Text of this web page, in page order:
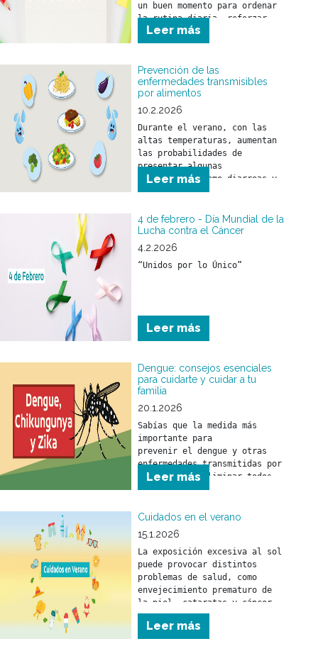
un buen momento para ordenar
la rutina diaria, reforzar
hábitos saludables y realizar
los controles de salud
Leer más
Prevención de las
enfermedades transmisibles
por alimentos
10.2.2026
Durante el verano, con las
altas temperaturas, aumentan
las probabilidades de
presentar algunas
enfermedades como diarreas y
el SUH (Síndrome urémico
prevenibles con medidas
sencillas como:
Leer más
4 de febrero - Día Mundial de la
Lucha contra el Cáncer
4.2.2026
“Unidos por lo Único”
Leer más
Dengue: consejos esenciales
para cuidarte y cuidar a tu
familia
20.1.2026
Sabías que la medida más
importante para
prevenir el dengue y otras
enfermedades transmitidas por
mosquitos es eliminar todos
los objetos o recipientes que
criaderos.
Leer más
Cuidados en el verano
15.1.2026
La exposición excesiva al sol
puede provocar distintos
problemas de salud, como
envejecimiento prematuro de
la piel, cataratas y cáncer
de piel.
Leer más